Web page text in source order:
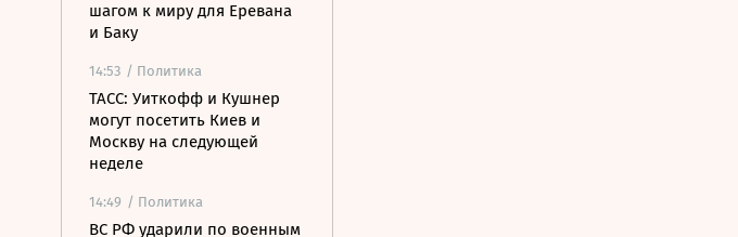
шагом к миру для Еревана
и Баку
14:53 / Политика
ТАСС: Уиткофф и Кушнер
могут посетить Киев и
Москву на следующей
неделе
14:49 / Политика
ВС РФ ударили по военным